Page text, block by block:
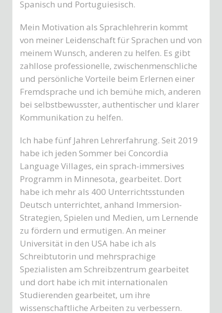
Spanisch und Portuguiesisch.
Mein Motivation als Sprachlehrerin kommt
von meiner Leidenschaft für Sprachen und von
meinem Wunsch, anderen zu helfen. Es gibt
zahllose professionelle, zwischenmenschliche
und persönliche Vorteile beim Erlernen einer
Fremdsprache und ich bemühe mich, anderen
bei selbstbewusster, authentischer und klarer
Kommunikation zu helfen.
Ich habe fünf Jahren Lehrerfahrung. Seit 2019
habe ich jeden Sommer bei Concordia
Language Villages, ein sprach-immersives
Programm in Minnesota, gearbeitet. Dort
habe ich mehr als 400 Unterrichtsstunden
Deutsch unterrichtet, anhand Immersion-
Strategien, Spielen und Medien, um Lernende
zu fördern und ermutigen. An meiner
Universität in den USA habe ich als
Schreibtutorin und mehrsprachige
Spezialisten am Schreibzentrum gearbeitet
und dort habe ich mit internationalen
Studierenden gearbeitet, um ihre
wissenschaftliche Arbeiten zu verbessern.